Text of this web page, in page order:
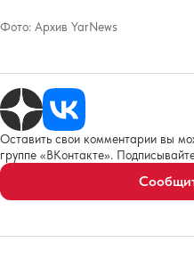
Фото: Архив YarNews
Оставить свои комментарии вы
группе «ВКонтакте».